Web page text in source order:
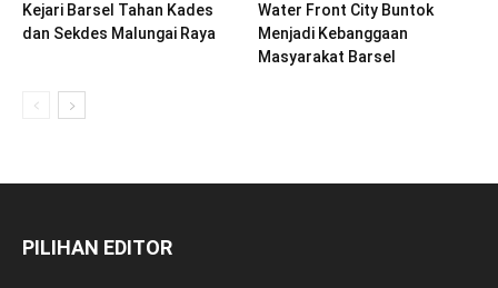
Kejari Barsel Tahan Kades
dan Sekdes Malungai Raya
Water Front City Buntok
Menjadi Kebanggaan
Masyarakat Barsel
PILIHAN EDITOR